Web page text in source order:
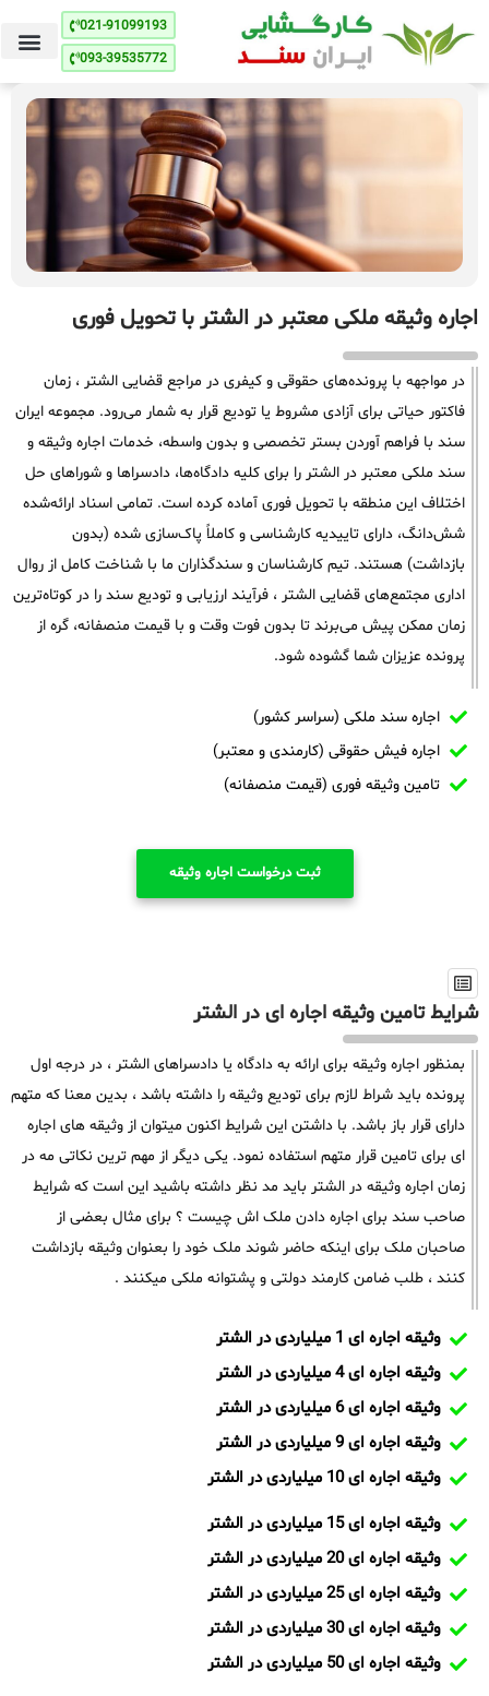
021-91099193
093-39535772
اجاره وثیقه ملکی معتبر در الشتر با تحویل فوری
در مواجهه با پرونده‌های حقوقی و کیفری در مراجع قضایی الشتر ، زمان
فاکتور حیاتی برای آزادی مشروط یا تودیع قرار به شمار می‌رود. مجموعه ایران
سند با فراهم آوردن بستر تخصصی و بدون واسطه، خدمات اجاره وثیقه و
سند ملکی معتبر در الشتر را برای کلیه دادگاه‌ها، دادسراها و شوراهای حل
اختلاف این منطقه با تحویل فوری آماده کرده است. تمامی اسناد ارائه‌شده
شش‌دانگ، دارای تاییدیه کارشناسی و کاملاً پاک‌سازی شده (بدون
بازداشت) هستند. تیم کارشناسان و سندگذاران ما با شناخت کامل از روال
اداری مجتمع‌های قضایی الشتر ، فرآیند ارزیابی و تودیع سند را در کوتاه‌ترین
زمان ممکن پیش می‌برند تا بدون فوت وقت و با قیمت منصفانه، گره از
پرونده عزیزان شما گشوده شود.
اجاره سند ملکی (سراسر کشور)
اجاره فیش حقوقی (کارمندی و معتبر)
تامین وثیقه فوری (قیمت منصفانه)
ثبت درخواست اجاره وثیقه
شرایط تامین وثیقه اجاره ای در الشتر
بمنظور اجاره وثیقه برای ارائه به دادگاه یا دادسراهای الشتر ، در درجه اول
پرونده باید شراط لازم برای تودیع وثیقه را داشته باشد ، بدین معنا که متهم
دارای قرار باز باشد. با داشتن این شرایط اکنون میتوان از وثیقه های اجاره
ای برای تامین قرار متهم استفاده نمود. یکی دیگر از مهم ترین نکاتی مه در
زمان اجاره وثیقه در الشتر باید مد نظر داشته باشید این است که شرایط
صاحب سند برای اجاره دادن ملک اش چیست ؟ برای مثال بعضی از
صاحبان ملک برای اینکه حاضر شوند ملک خود را بعنوان وثیقه بازداشت
کنند ، طلب ضامن کارمند دولتی و پشتوانه ملکی میکنند .
وثیقه اجاره ای 1 میلیاردی در الشتر
وثیقه اجاره ای 4 میلیاردی در الشتر
وثیقه اجاره ای 6 میلیاردی در الشتر
وثیقه اجاره ای 9 میلیاردی در الشتر
وثیقه اجاره ای 10 میلیاردی در الشتر
وثیقه اجاره ای 15 میلیاردی در الشتر
وثیقه اجاره ای 20 میلیاردی در الشتر
وثیقه اجاره ای 25 میلیاردی در الشتر
وثیقه اجاره ای 30 میلیاردی در الشتر
وثیقه اجاره ای 50 میلیاردی در الشتر